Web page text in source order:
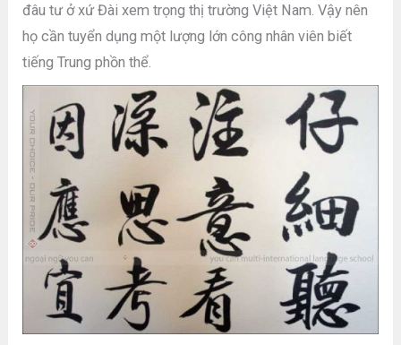
đâu tư ở xứ Đài xem trọng thị trường Việt Nam. Vậy nên
họ cần tuyển dụng một lượng lớn công nhân viên biết
tiếng Trung phồn thể.